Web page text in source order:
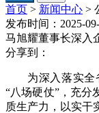
首页 > 新闻中心 >
发布时间：2025-
马旭耀董事长深入
分享到：
为深入落实
“八场硬仗”，充分
质生产力，以实干